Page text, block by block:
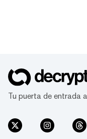
Tu puerta de entrada